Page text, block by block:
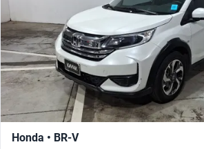
Honda • BR-V